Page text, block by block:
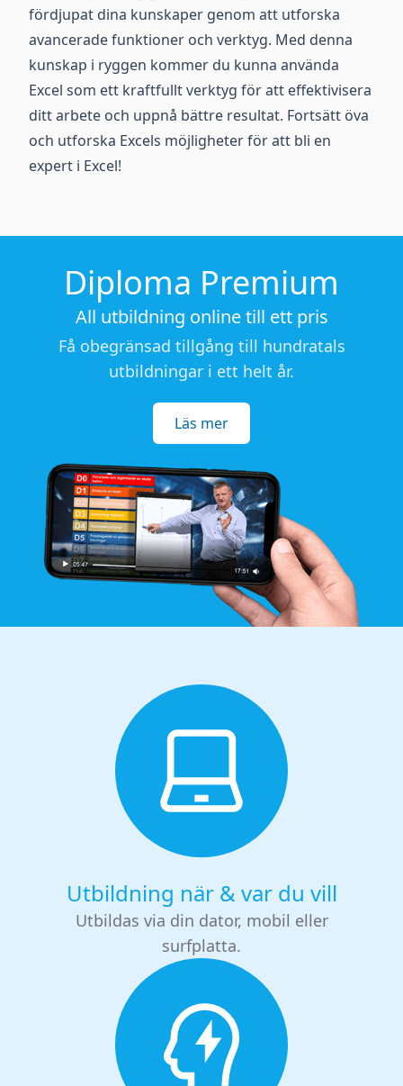
fördjupat dina kunskaper genom att utforska
avancerade funktioner och verktyg. Med denna
kunskap i ryggen kommer du kunna använda
Excel som ett kraftfullt verktyg för att effektivisera
ditt arbete och uppnå bättre resultat. Fortsätt öva
och utforska Excels möjligheter för att bli en
expert i Excel!
Diploma Premium
All utbildning online till ett pris
Få obegränsad tillgång till hundratals
utbildningar i ett helt år.
Läs mer
Utbildning när & var du vill
Utbildas via din dator, mobil eller
surfplatta.